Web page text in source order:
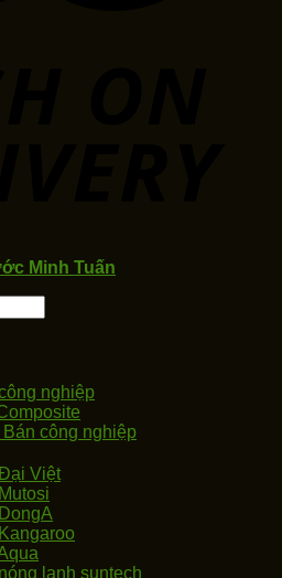
Minh Tuấn
nghiệp
công nghiệp
Việt
lạnh suntech